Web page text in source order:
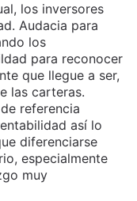
los inversores
Audacia para
los
para reconocer
que llegue a ser,
las carteras.
referencia
así lo
diferenciarse
especialmente
muy